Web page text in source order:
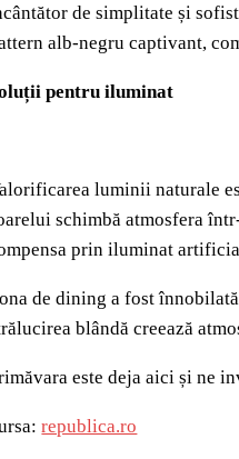
de simplitate și
alb-negru captivant,
pentru iluminat
luminii naturale
schimbă atmosfera
prin iluminat
de dining a fost
blândă creează
este deja aici și ne
republica.ro